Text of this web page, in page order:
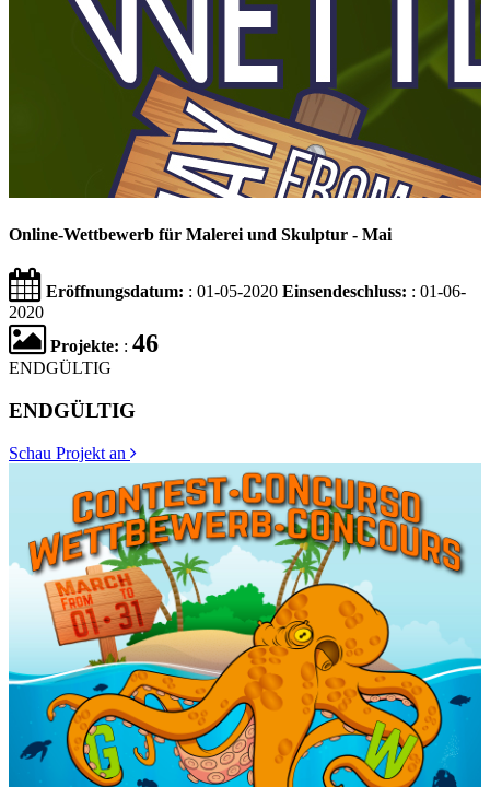
Online-Wettbewerb für Malerei und Skulptur - Mai
Eröffnungsdatum: : 01-05-2020 Einsendeschluss: : 01-06-
2020
Projekte: : 46
ENDGÜLTIG
ENDGÜLTIG
Schau Projekt an